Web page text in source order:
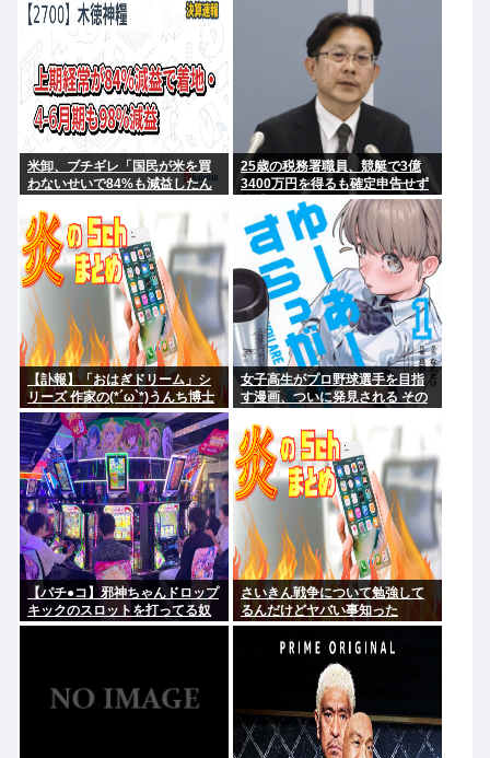
にやれてるだろうか？」
米卸、ブチギレ「国民が米を買
わないせいで84%も減益したん
25歳の税務署職員、競艇で3億
3400万円を得るも確定申告せず
逮捕。その他の余罪も
【訃報】「おはぎドリーム」シ
リーズ 作家の(*´ω`*)うんち博士
さん死去 64歳
女子高生がプロ野球選手を目指
す漫画、ついに発見される その
【パチ●コ】邪神ちゃんドロップ
キックのスロットを打ってる奴
がヤバすぎてワロタ
さいきん戦争について勉強して
るんだけどヤバい事知った